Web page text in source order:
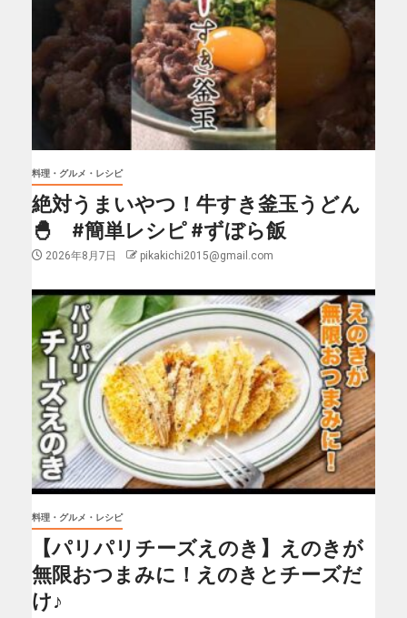
料理・グルメ・レシピ
絶対うまいやつ！牛すき釜玉うどん
🐣 #簡単レシピ #ずぼら飯
2026年8月7日 pikakichi2015@gmail.com
料理・グルメ・レシピ
【パリパリチーズえのき】えのきが
無限おつまみに！えのきとチーズだ
け♪